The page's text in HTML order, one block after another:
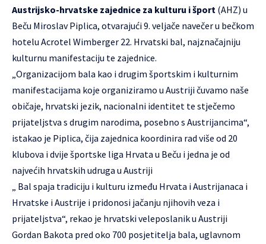
Austrijsko-hrvatske zajednice za kulturu i šport (AHZ) u
Beču Miroslav Piplica, otvarajući 9. veljače navečer u bečkom
hotelu Acrotel Wimberger 22. Hrvatski bal, najznačajniju
kulturnu manifestaciju te zajednice.
„Organizacijom bala kao i drugim športskim i kulturnim
manifestacijama koje organiziramo u Austriji čuvamo naše
običaje, hrvatski jezik, nacionalni identitet te stječemo
prijateljstva s drugim narodima, posebno s Austrijancima“,
istakao je Piplica, čija zajednica koordinira rad više od 20
klubova i dvije športske liga Hrvata u Beču i jedna je od
najvećih hrvatskih udruga u Austriji
„ Bal spaja tradiciju i kulturu između Hrvata i Austrijanaca i
Hrvatske i Austrije i pridonosi jačanju njihovih veza i
prijateljstva“, rekao je hrvatski veleposlanik u Austriji
Gordan Bakota pred oko 700 posjetitelja bala, uglavnom